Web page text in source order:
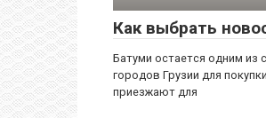
Как выбрать
Батуми остается одним из
городов Грузии для
приезжают для